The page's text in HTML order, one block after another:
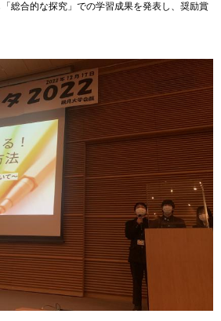
総合的な探究」での学習成果を発表し、奨励賞